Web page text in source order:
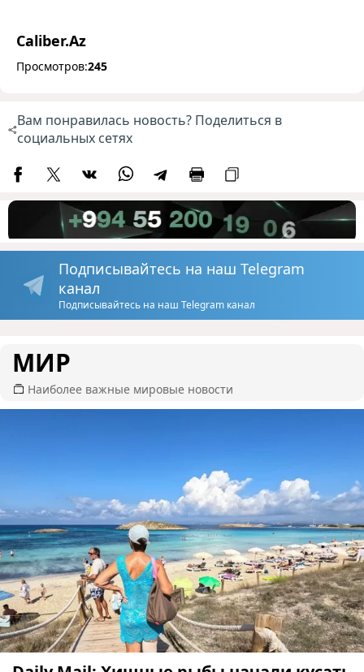
Caliber.Az
Просмотров:245
Вам понравилась новость? Поделиться в
социальных сетях
Подписывайтесь на наш Telegram
канал
Подписывайтесь на наш Telegram канал
МИР
Наиболее важные мировые новости